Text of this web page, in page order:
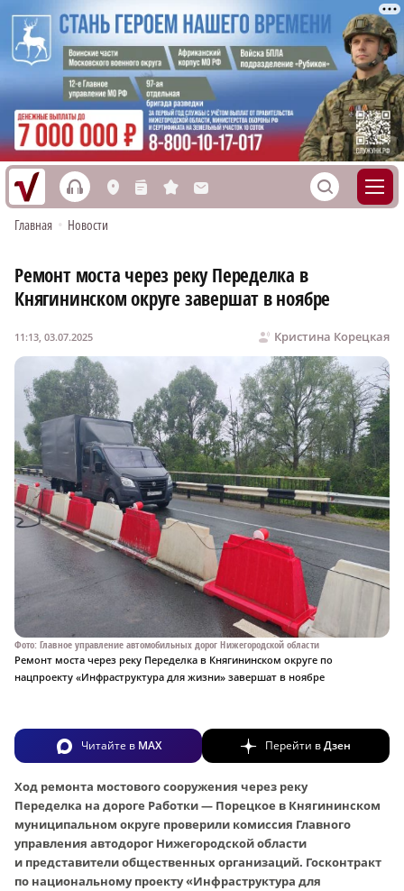
h L n s M S
Главная • Новости
Ремонт моста через реку Переделка в
Княгининском округе завершат в ноябре
Кристина Корецкая
11:13, 03.07.2025
Фото: Главное управление автомобильных дорог Нижегородской области
Ремонт моста через реку Переделка в Княгининском округе по
нацпроекту «Инфраструктура для жизни» завершат в ноябре
Читайте в MAX Перейти вДзен
Ход ремонта мостового сооружения через реку
Переделка на дороге Работки — Порецкое в Княгининском
муниципальном округе проверили комиссия Главного
управления автодорог Нижегородской области
и представители общественных организаций. Госконтракт
по национальному проекту «Инфраструктура для